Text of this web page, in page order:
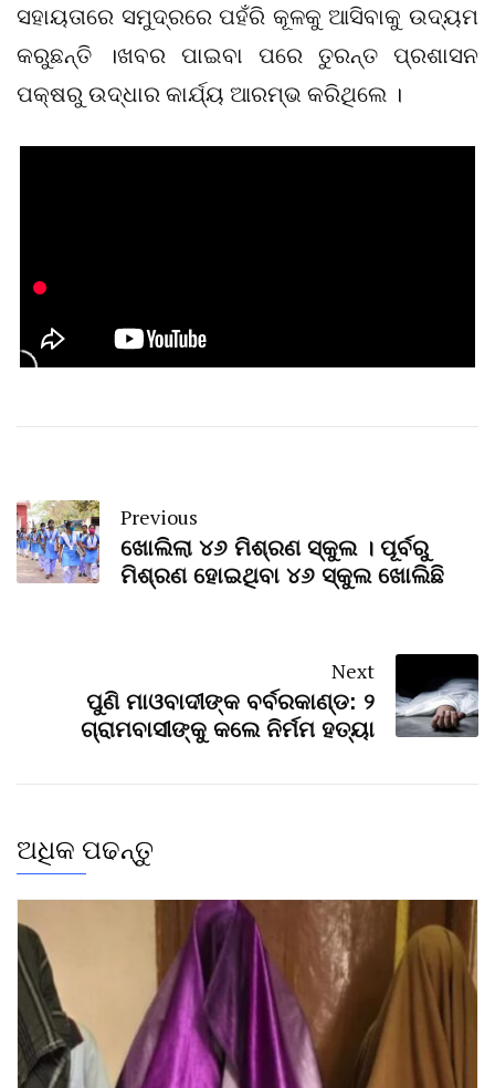
ସହାୟତାରେ ସମୁଦ୍ରରେ ପହଁରି କୂଳକୁ ଆସିବାକୁ ଉଦ୍ୟମ
କରୁଛନ୍ତି ।ଖବର ପାଇବା ପରେ ତୁରନ୍ତ ପ୍ରଶାସନ
ପକ୍ଷରୁ ଉଦ୍ଧାର କାର୍ଯ୍ୟ ଆରମ୍ଭ କରିଥିଲେ ।
Previous
ଖୋଲିଲା ୪୬ ମିଶ୍ରଣ ସ୍କୁଲ । ପୂର୍ବରୁ
ମିଶ୍ରଣ ହୋଇଥିବା ୪୬ ସ୍କୁଲ ଖୋଲିଛି
Next
ପୁଣି ମାଓବାଦୀଙ୍କ ବର୍ବରକାଣ୍ଡ: ୨
ଗ୍ରାମବାସୀଙ୍କୁ କଲେ ନିର୍ମମ ହତ୍ୟା
ଅଧିକ ପଢନ୍ତୁ